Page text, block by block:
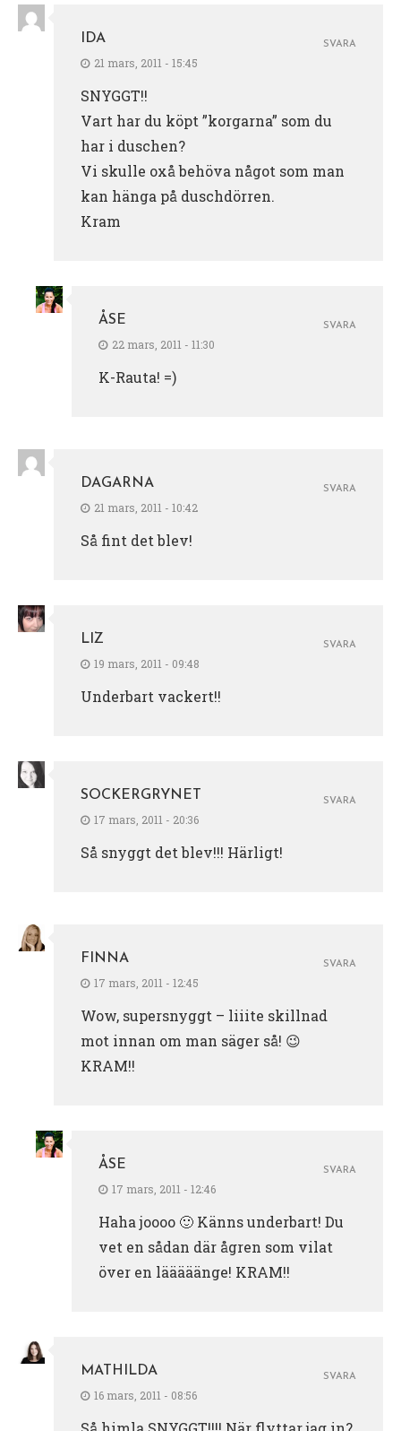
IDA
21 mars, 2011 - 15:45
SNYGGT!!
Vart har du köpt ”korgarna” som du
har i duschen?
Vi skulle oxå behöva något som man
kan hänga på duschdörren.
Kram
SVARA
ÅSE
22 mars, 2011 - 11:30
K-Rauta! =)
SVARA
DAGARNA
21 mars, 2011 - 10:42
Så fint det blev!
SVARA
LIZ
19 mars, 2011 - 09:48
Underbart vackert!!
SVARA
SOCKERGRYNET
17 mars, 2011 - 20:36
Så snyggt det blev!!! Härligt!
SVARA
FINNA
17 mars, 2011 - 12:45
Wow, supersnyggt – liiite skillnad
mot innan om man säger så! 😉
KRAM!!
SVARA
ÅSE
17 mars, 2011 - 12:46
Haha joooo 🙂 Känns underbart! Du
vet en sådan där ågren som vilat
över en lääääänge! KRAM!!
SVARA
MATHILDA
16 mars, 2011 - 08:56
SVARA